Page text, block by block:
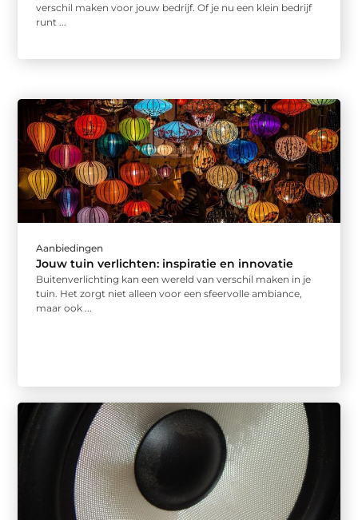
verschil maken voor jouw bedrijf. Of je nu een klein bedrijf
runt ...
Aanbiedingen
Jouw tuin verlichten: inspiratie en innovatie
Buitenverlichting kan een wereld van verschil maken in je
tuin. Het zorgt niet alleen voor een sfeervolle ambiance,
maar ook ...